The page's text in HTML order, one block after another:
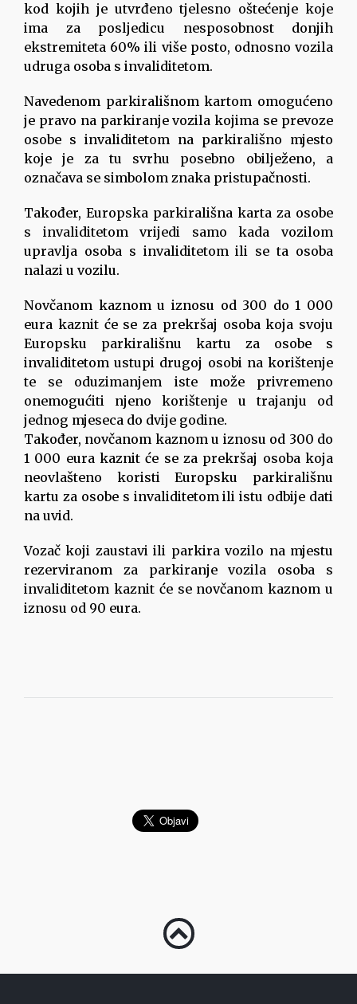
kod kojih je utvrđeno tjelesno oštećenje koje
ima za posljedicu nesposobnost donjih
ekstremiteta 60% ili više posto, odnosno vozila
udruga osoba s invaliditetom.
Navedenom parkirališnom kartom omogućeno
je pravo na parkiranje vozila kojima se prevoze
osobe s invaliditetom na parkirališno mjesto
koje je za tu svrhu posebno obilježeno, a
označava se simbolom znaka pristupačnosti.
Također, Europska parkirališna karta za osobe
s invaliditetom vrijedi samo kada vozilom
upravlja osoba s invaliditetom ili se ta osoba
nalazi u vozilu.
Novčanom kaznom u iznosu od 300 do 1 000
eura kaznit će se za prekršaj osoba koja svoju
Europsku parkirališnu kartu za osobe s
invaliditetom ustupi drugoj osobi na korištenje
te se oduzimanjem iste može privremeno
onemogućiti njeno korištenje u trajanju od
jednog mjeseca do dvije godine.
Također, novčanom kaznom u iznosu od 300 do
1 000 eura kaznit će se za prekršaj osoba koja
neovlašteno koristi Europsku parkirališnu
kartu za osobe s invaliditetom ili istu odbije dati
na uvid.
Vozač koji zaustavi ili parkira vozilo na mjestu
rezerviranom za parkiranje vozila osoba s
invaliditetom kaznit će se novčanom kaznom u
iznosu od 90 eura.